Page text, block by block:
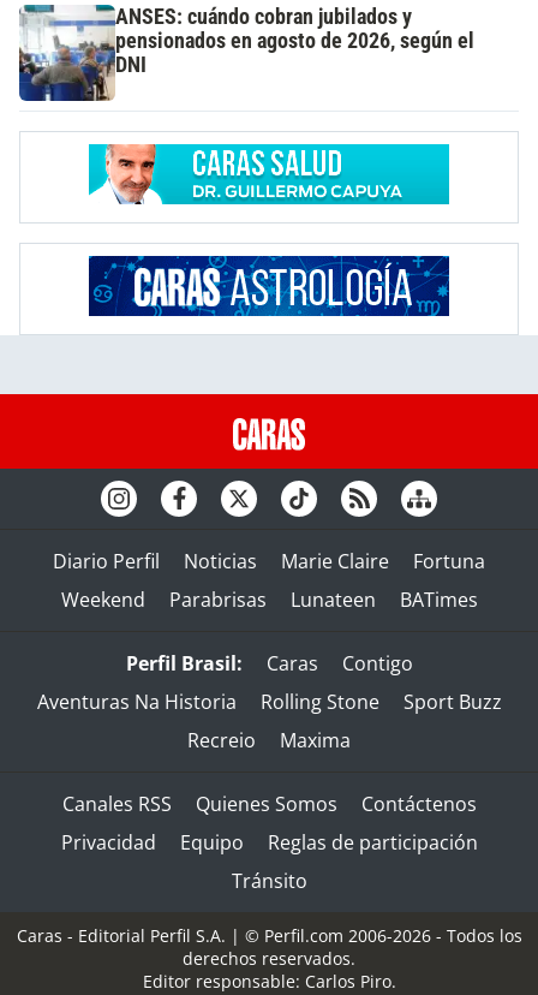
ANSES: cuándo cobran jubilados y
pensionados en agosto de 2026, según el
DNI
Diario Perfil Noticias Marie Claire
Fortuna
Weekend
Parabrisas Lunateen BATimes
Perfil Brasil: Caras
Contigo
Aventuras Na Historia
Rolling Stone
Sport Buzz
Recreio
Maxima
Canales RSS Quienes Somos
Contáctenos
Privacidad
Equipo
Reglas de participación
Tránsito
Caras - Editorial Perfil S.A. | © Perfil.com 2006-2026 - Todos los
derechos reservados.
Editor responsable: Carlos Piro.